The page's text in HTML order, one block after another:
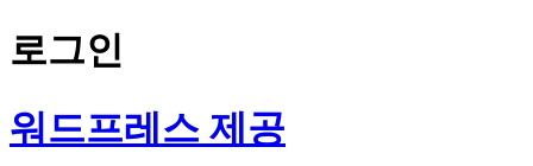
로그인
워드프레스 제공